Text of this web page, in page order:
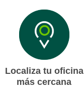
Localiza tu oficina
más cercana